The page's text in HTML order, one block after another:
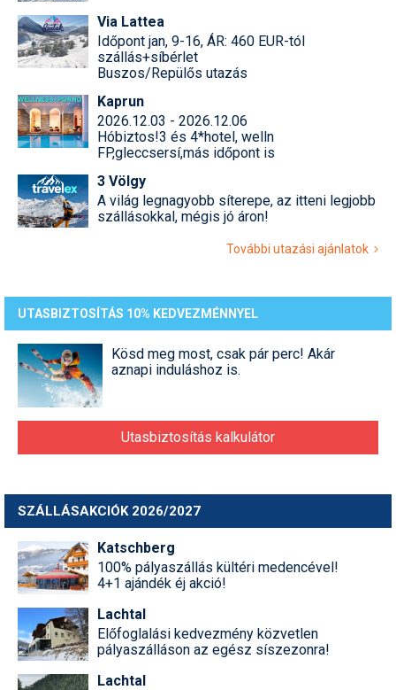
Via Lattea
Időpont jan, 9-16, ÁR: 460 EUR-tól
szállás+síbérlet
Buszos/Repülős utazás
Kaprun
2026.12.03 - 2026.12.06
Hóbiztos!3 és 4*hotel, welln
FP,gleccsersí,más időpont is
3 Völgy
A világ legnagyobb síterepe, az itteni legjobb
szállásokkal, mégis jó áron!
További utazási ajánlatok
UTASBIZTOSÍTÁS 10% KEDVEZMÉNNYEL
Kösd meg most, csak pár perc! Akár
aznapi induláshoz is.
Utasbiztosítás kalkulátor
SZÁLLÁSAKCIÓK 2026/2027
Katschberg
100% pályaszállás kültéri medencével!
4+1 ajándék éj akció!
Lachtal
Előfoglalási kedvezmény közvetlen
pályaszálláson az egész síszezonra!
Lachtal